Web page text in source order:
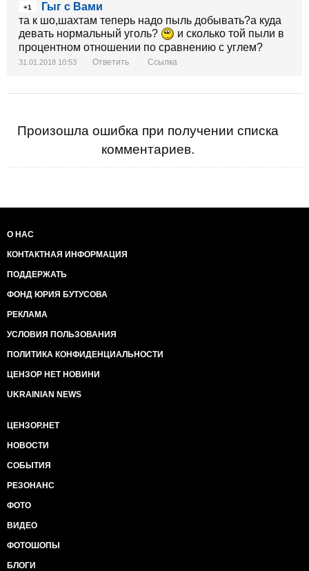
+1
Гыг с Вами
та к шо,шахтам теперь надо пыль добывать?а куда
девать нормальный уголь?
и сколько той пыли в
процентном отношении по сравнению с углем?
31.01.2018 10:53 Ответить Ссылка
Произошла ошибка при получении списка
комментариев.
О НАС
КОНТАКТНАЯ ИНФОРМАЦИЯ
ПОДДЕРЖАТЬ
ФОНД ЮРИЯ БУТУСОВА
РЕКЛАМА
УСЛОВИЯ ПОЛЬЗОВАНИЯ
ПОЛИТИКА КОНФИДЕНЦИАЛЬНОСТИ
ЦЕНЗОР НЕТ НОВИНИ
UKRAINIAN NEWS
ЦЕНЗОР.НЕТ
НОВОСТИ
СОБЫТИЯ
РЕЗОНАНС
ФОТО
ВИДЕО
ФОТОШОПЫ
БЛОГИ